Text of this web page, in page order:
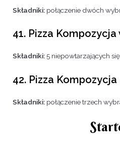
Składniki: połączenie dwóch
41. Pizza Kompozycja
Składniki:5 niepowtarzających
42. Pizza Kompozycja
Składniki: połączenie trzech